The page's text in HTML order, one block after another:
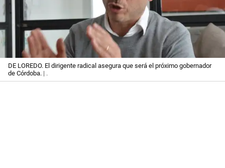
DE LOREDO. El dirigente radical asegura que será el próximo gobernador
de Córdoba. | .